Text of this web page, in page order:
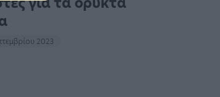
2023